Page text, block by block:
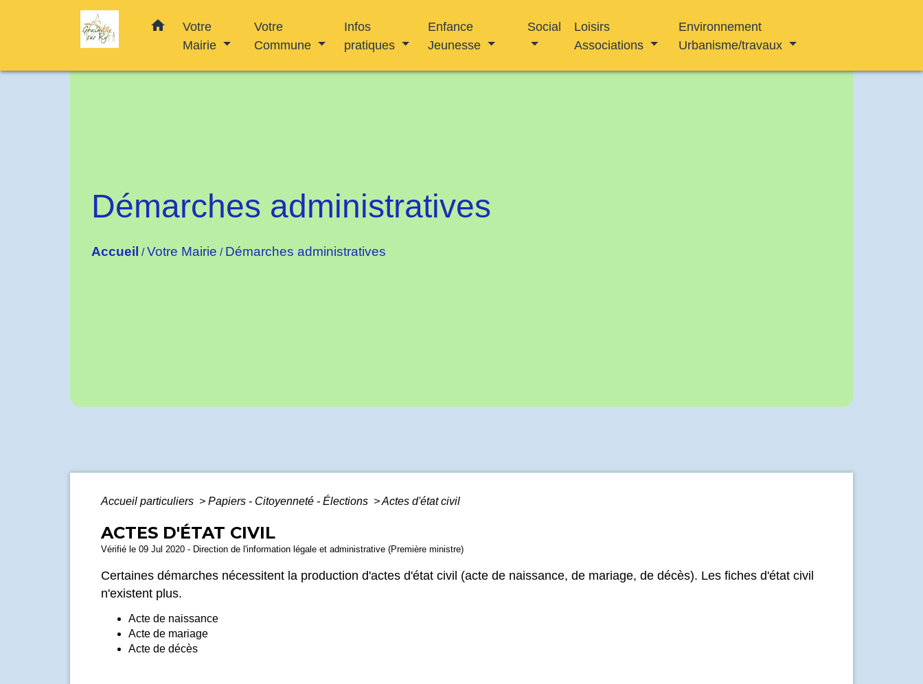
home
Votre
Mairie
Votre
Commune
Infos
pratiques
Enfance
Jeunesse
Social
Loisirs
Associations
Environnement
Urbanisme/travaux
Démarches administratives
Accueil /Votre Mairie / Démarches administratives
Accueil particuliers > Papiers - Citoyenneté - Élections >Actes d'état civil
ACTES D'ÉTAT CIVIL
Vérifié le 09 Jul 2020 - Direction de l'information légale et administrative (Première ministre)
Certaines démarches nécessitent la production d'actes d'état civil (acte de naissance, de mariage, de décès). Les fiches d'état civil
n'existent plus.
Acte de naissance
Acte de mariage
Acte de décès